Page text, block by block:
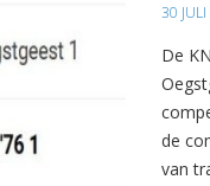
30
De
de
van